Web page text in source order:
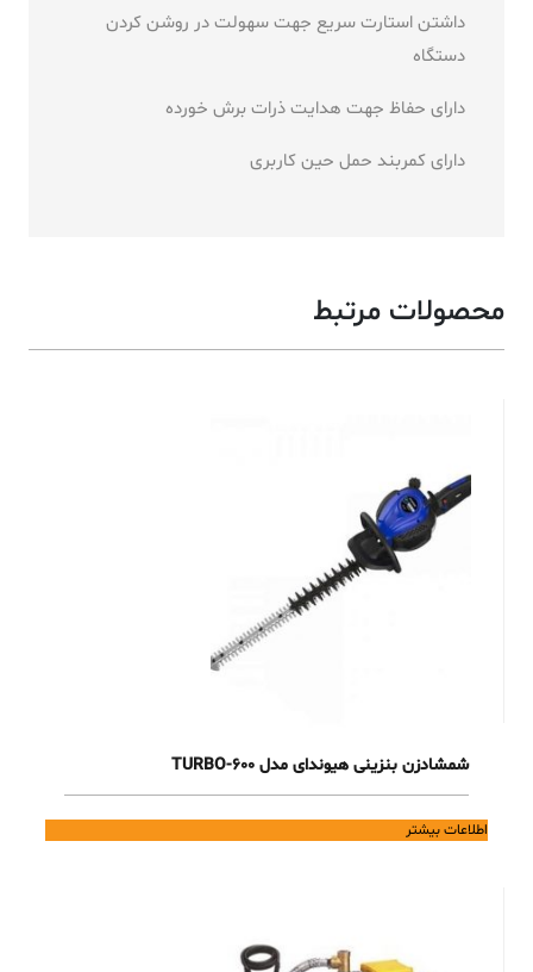
داشتن استارت سریع جهت سهولت در روشن کردن
دستگاه
دارای حفاظ جهت هدایت ذرات برش خورده
دارای کمربند حمل حین کاربری
محصولات مرتبط
شمشادزن بنزینی هیوندای مدل TURBO-600
اطلاعات بیشتر